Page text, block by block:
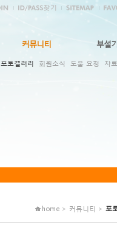
커뮤니티 부설
포토갤러리 회원소식 도움 요청 자
home > 커뮤니티 > 포